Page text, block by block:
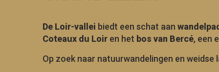
De Loir-vallei biedt een schat aan
Coteaux du Loir en het bos van Bercé, een
Op zoek naar natuurwandelingen en